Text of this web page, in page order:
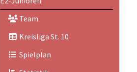
Team
Kreisliga St. 10
Spielplan